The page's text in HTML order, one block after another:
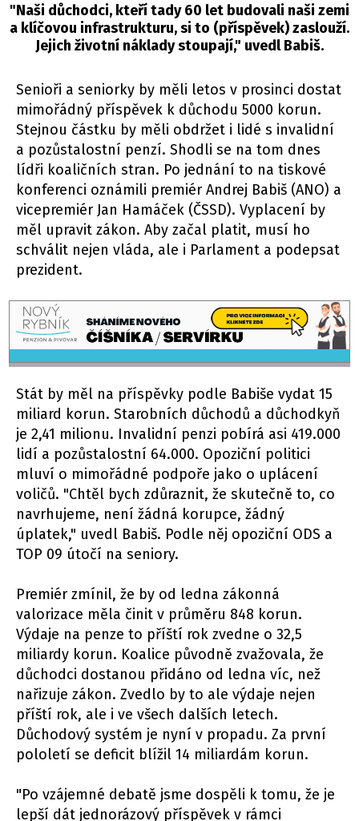
"Naši důchodci, kteří tady 60 let budovali naši zemi
a klíčovou infrastrukturu, si to (příspěvek) zaslouží.
Jejich životní náklady stoupají," uvedl Babiš.
Senioři a seniorky by měli letos v prosinci dostat
mimořádný příspěvek k důchodu 5000 korun.
Stejnou částku by měli obdržet i lidé s invalidní
a pozůstalostní penzí. Shodli se na tom dnes
lídři koaličních stran. Po jednání to na tiskové
konferenci oznámili premiér Andrej Babiš (ANO) a
vicepremiér Jan Hamáček (ČSSD). Vyplacení by
měl upravit zákon. Aby začal platit, musí ho
schválit nejen vláda, ale i Parlament a podepsat
prezident.
Stát by měl na příspěvky podle Babiše vydat 15
miliard korun. Starobních důchodů a důchodkyň
je 2,41 milionu. Invalidní penzi pobírá asi 419.000
lidí a pozůstalostní 64.000. Opoziční politici
mluví o mimořádné podpoře jako o uplácení
voličů. "Chtěl bych zdůraznit, že skutečně to, co
navrhujeme, není žádná korupce, žádný
úplatek," uvedl Babiš. Podle něj opoziční ODS a
TOP 09 útočí na seniory.
Premiér zmínil, že by od ledna zákonná
valorizace měla činit v průměru 848 korun.
Výdaje na penze to příští rok zvedne o 32,5
miliardy korun. Koalice původně zvažovala, že
důchodci dostanou přidáno od ledna víc, než
nařizuje zákon. Zvedlo by to ale výdaje nejen
příští rok, ale i ve všech dalších letech.
Důchodový systém je nyní v propadu. Za první
pololetí se deficit blížil 14 miliardám korun.
"Po vzájemné debatě jsme dospěli k tomu, že je
lepší dát jednorázový příspěvek v rámci